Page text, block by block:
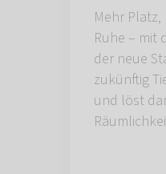
Mehr
Ruhe – mit
der neue
zukünftig
und löst